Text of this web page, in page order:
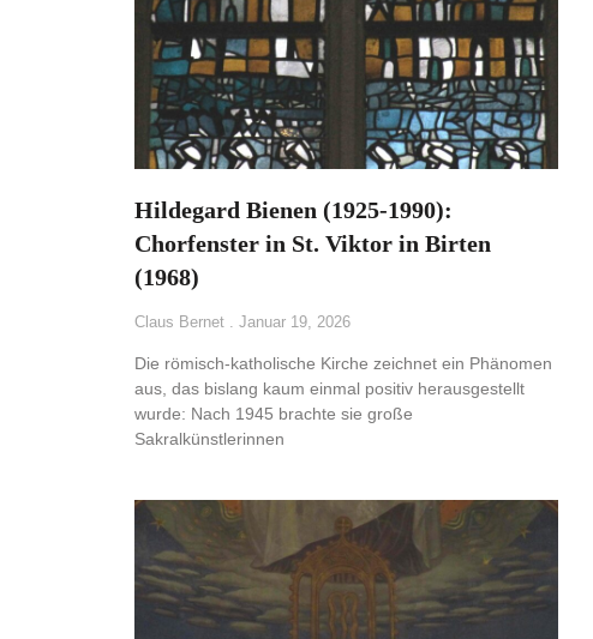
Hildegard Bienen (1925-1990):
Chorfenster in St. Viktor in Birten
(1968)
Claus Bernet Januar 19, 2026
Die römisch-katholische Kirche zeichnet ein Phänomen
aus, das bislang kaum einmal positiv herausgestellt
wurde: Nach 1945 brachte sie große
Sakralkünstlerinnen